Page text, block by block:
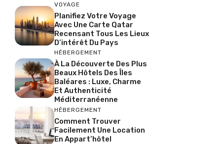
VOYAGE
Planifiez Votre Voyage
Avec Une Carte Qatar
Recensant Tous Les Lieux
D’intérêt Du Pays
HÉBERGEMENT
À La Découverte Des Plus
Beaux Hôtels Des Îles
Baléares : Luxe, Charme
Et Authenticité
Méditerranéenne
HÉBERGEMENT
Comment Trouver
Facilement Une Location
En Appart’hôtel